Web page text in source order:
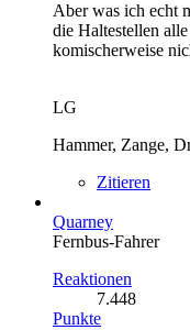
Aber was ich echt
die Haltestellen
komischerweise
LG
Hammer, Zange,
Zitieren
Quarney
Fernbus-Fahrer
Reaktionen
7.448
Punkte